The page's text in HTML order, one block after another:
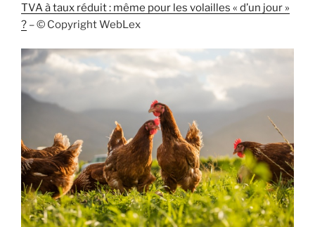
TVA à taux réduit : même pour les volailles « d’un jour »
? – © Copyright WebLex